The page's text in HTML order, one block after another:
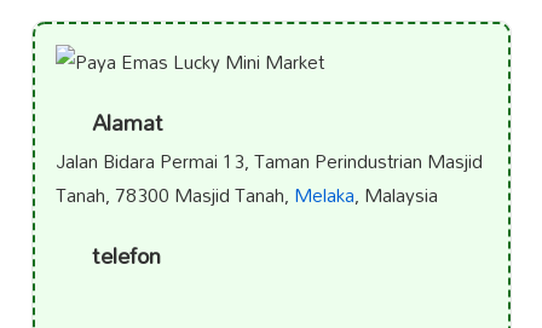
Alamat
Jalan Bidara Permai 13, Taman Perindustrian Masjid
Tanah, 78300 Masjid Tanah,Melaka, Malaysia
telefon